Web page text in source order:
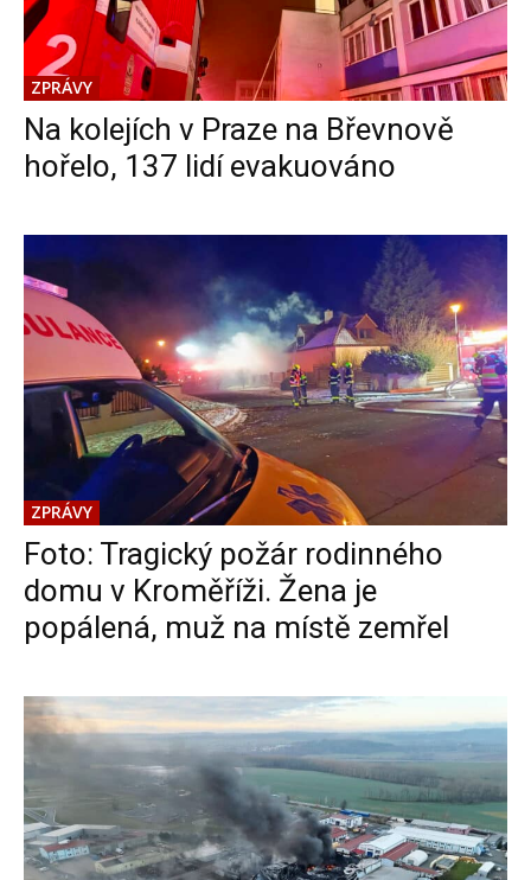
ZPRÁVY
Na kolejích v Praze na Břevnově
hořelo, 137 lidí evakuováno
ZPRÁVY
Foto: Tragický požár rodinného
domu v Kroměříži. Žena je
popálená, muž na místě zemřel